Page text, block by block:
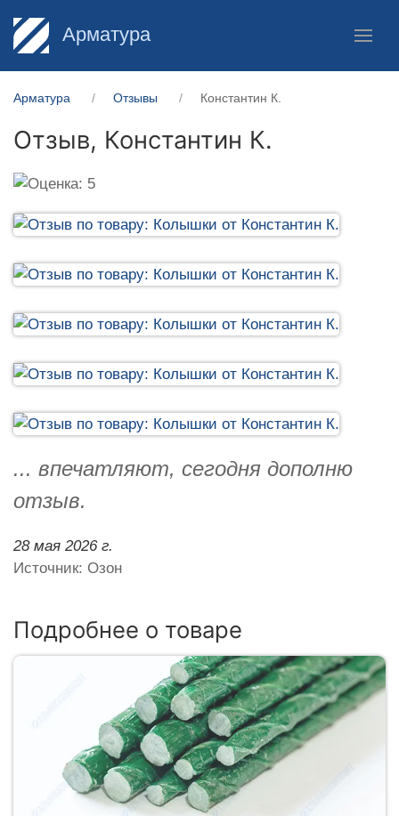
Арматура
Арматура Отзывы Константин К.
Отзыв, Константин К.
... впечатляют, сегодня дополню
отзыв.
28 мая 2026 г.
Источник: Озон
Подробнее о товаре